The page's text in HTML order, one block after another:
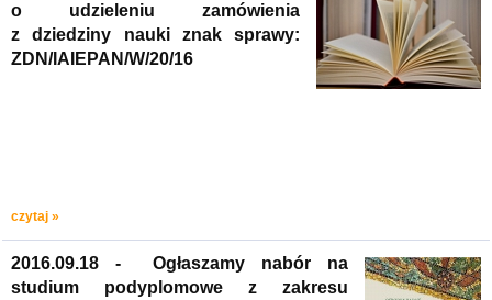
o udzieleniu zamówienia
z dziedziny nauki znak sprawy:
ZDN/IAIEPAN/W/20/16
czytaj »
2016.09.18 - Ogłaszamy nabór na
studium podyplomowe z zakresu